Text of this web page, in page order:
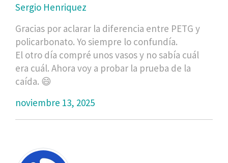
Sergio Henriquez
Gracias por aclarar la diferencia entre PETG y
policarbonato. Yo siempre lo confundía.
El otro día compré unos vasos y no sabía cuál
era cuál. Ahora voy a probar la prueba de la
caída. 😄
noviembre 13, 2025